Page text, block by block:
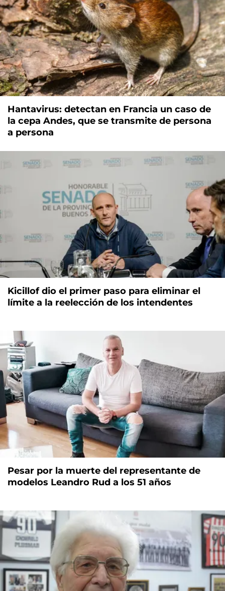
Hantavirus: detectan en Francia un caso de
la cepa Andes, que se transmite de persona
a persona
Kicillof dio el primer paso para eliminar el
límite a la reelección de los intendentes
Pesar por la muerte del representante de
modelos Leandro Rud a los 51 años